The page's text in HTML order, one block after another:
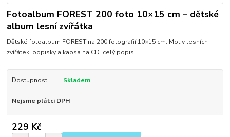
Fotoalbum FOREST 200 foto 10×15 cm – dětské
album lesní zvířátka
Dětské fotoalbum FOREST na 200 fotografií 10×15 cm. Motiv lesních
zvířátek, popisky a kapsa na CD. celý popis
Dostupnost Skladem
Nejsme plátci DPH
229 Kč